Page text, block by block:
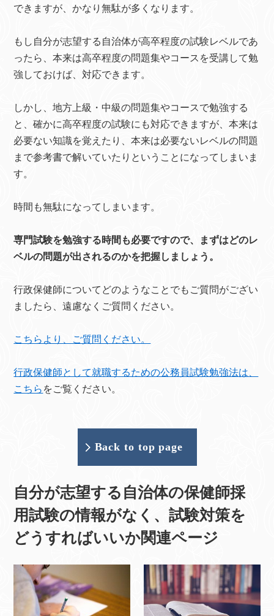
できますが、かなり無駄が多くなります。
もし自分が志望する自治体が高卒程度の試験レベルであ
ったら、本来は高卒程度の問題集やコースを受講して勉
強しておけば、対応できます。
しかし、地方上級・中級の問題集やコースで勉強する
と、確かに高卒程度の試験にも対応できますが、本来は
必要ない知識を覚えたり、本来は必要ないレベルの問題
まで参考書で解いていたりということになってしまいま
す。
時間も無駄になってしまいます。
専門試験を勉強する時間も必要ですので、まずはどのレ
ベルの問題が出されるのかを把握しましょう。
行政保健師についてどのようなことでもご質問がござい
ましたら、遠慮なくご質問ください。
こちらより、ご質問ください。
行政保健師として就職するための公務員試験勉強法は、
こちら をご覧ください。
Back to top page
自分が志望する自治体の保健師採
用試験の情報がなく、試験対策を
どうすればいいか関連ページ